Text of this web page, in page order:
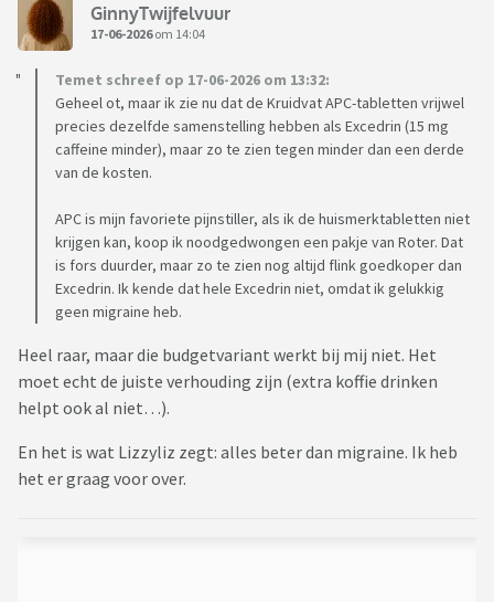
GinnyTwijfelvuur
17-06-2026om 14:04
Temet schreef op 17-06-2026 om 13:32:
Geheel ot, maar ik zie nu dat de Kruidvat APC-tabletten vrijwel
precies dezelfde samenstelling hebben als Excedrin (15 mg
caffeine minder), maar zo te zien tegen minder dan een derde
van de kosten.
APC is mijn favoriete pijnstiller, als ik de huismerktabletten niet
krijgen kan, koop ik noodgedwongen een pakje van Roter. Dat
is fors duurder, maar zo te zien nog altijd flink goedkoper dan
Excedrin. Ik kende dat hele Excedrin niet, omdat ik gelukkig
geen migraine heb.
Heel raar, maar die budgetvariant werkt bij mij niet. Het
moet echt de juiste verhouding zijn (extra koffie drinken
helpt ook al niet…).
En het is wat Lizzyliz zegt: alles beter dan migraine. Ik heb
het er graag voor over.